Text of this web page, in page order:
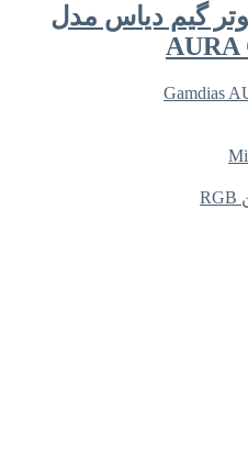
گیم دیاس مدل
Gamdias